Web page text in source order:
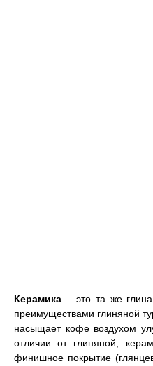
Керамика – это та же
преимуществами глиняной
насыщает кофе воздухом
отличии от глиняной,
финишное покрытие